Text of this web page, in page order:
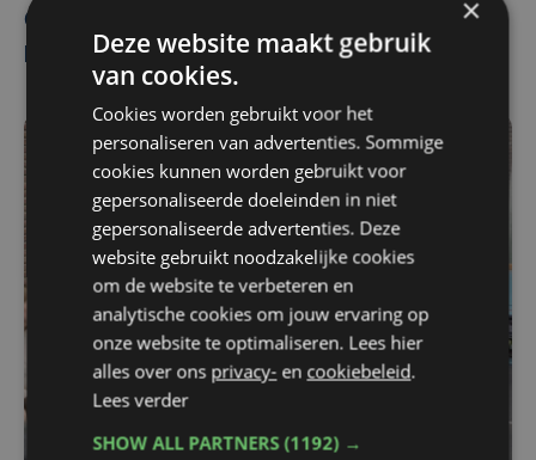
CD&V blijft domineren in Brugge, gaat
huidige coalitie verder?
×
Deze website maakt gebruik
van cookies.
Cookies worden gebruikt voor het
personaliseren van advertenties. Sommige
cookies kunnen worden gebruikt voor
gepersonaliseerde doeleinden in niet
gepersonaliseerde advertenties. Deze
website gebruikt noodzakelijke cookies
om de website te verbeteren en
analytische cookies om jouw ervaring op
onze website te optimaliseren. Lees hier
alles over ons privacy- en cookiebeleid.
Lees verder
SHOW ALL PARTNERS(1192) →